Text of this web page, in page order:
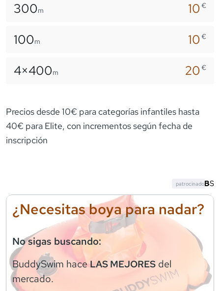
300m 10€
100m 10€
4×400m 20€
Precios desde 10€ para categorías infantiles hasta
40€ para Elite, con incrementos según fecha de
inscripción
¿Necesitas boya para nadar?
No sigas buscando:
BuddySwim haceLAS MEJORES del
mercado.
patrocinado